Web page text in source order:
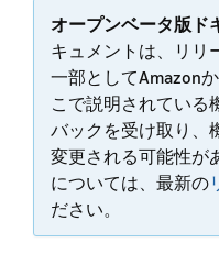
オープンベータ版ド
キュメントは、リリ
一部としてAmazon
こで説明されている
バックを受け取り、
変更される可能性が
については、最新の
ださい。